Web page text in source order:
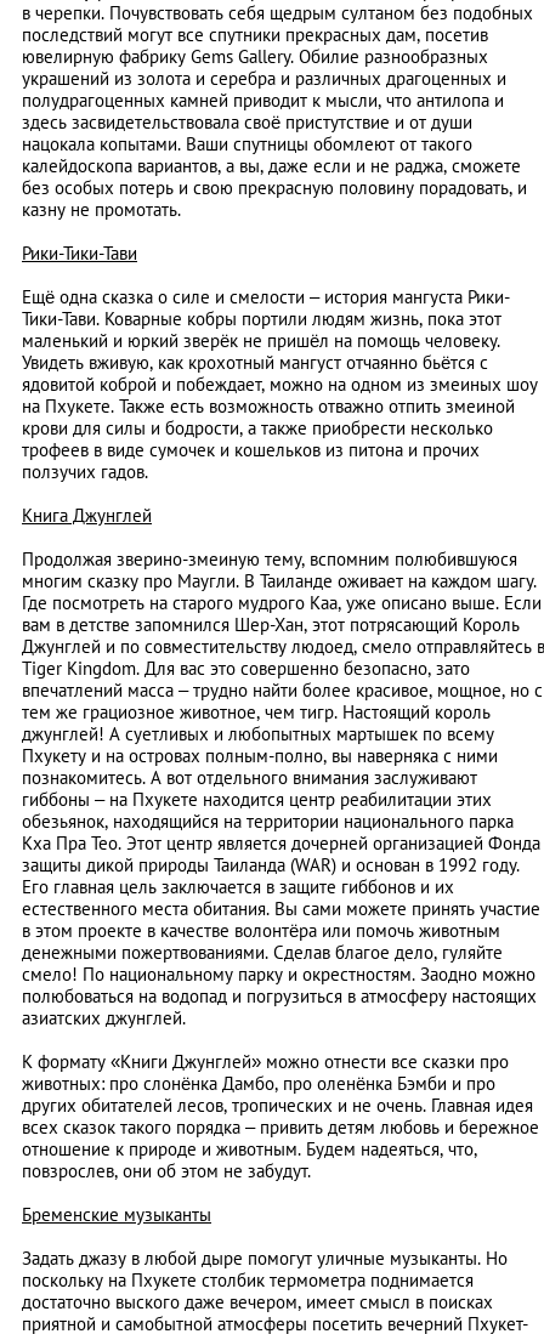
в черепки. Почувствовать себя щедрым султаном без подобных
последствий могут все спутники прекрасных дам, посетив
ювелирную фабрику Gems Gallery. Обилие разнообразных
украшений из золота и серебра и различных драгоценных и
полудрагоценных камней приводит к мысли, что антилопа и
здесь засвидетельствовала своё пристутствие и от души
нацокала копытами. Ваши спутницы обомлеют от такого
калейдоскопа вариантов, а вы, даже если и не раджа, сможете
без особых потерь и свою прекрасную половину порадовать, и
казну не промотать.
Рики-Тики-Тави
Ещё одна сказка о силе и смелости – история мангуста Рики-
Тики-Тави. Коварные кобры портили людям жизнь, пока этот
маленький и юркий зверёк не пришёл на помощь человеку.
Увидеть вживую, как крохотный мангуст отчаянно бьётся с
ядовитой коброй и побеждает, можно на одном из змеиных шоу
на Пхукете. Также есть возможность отважно отпить змеиной
крови для силы и бодрости, а также приобрести несколько
трофеев в виде сумочек и кошельков из питона и прочих
ползучих гадов.
Книга Джунглей
Продолжая зверино-змеиную тему, вспомним полюбившуюся
многим сказку про Маугли. В Таиланде оживает на каждом шагу.
Где посмотреть на старого мудрого Каа, уже описано выше. Если
вам в детстве запомнился Шер-Хан, этот потрясающий Король
Джунглей и по совместительству людоед, смело отправляйтесь в
Tiger Kingdom. Для вас это совершенно безопасно, зато
впечатлений масса – трудно найти более красивое, мощное, но с
тем же грациозное животное, чем тигр. Настоящий король
джунглей! А суетливых и любопытных мартышек по всему
Пхукету и на островах полным-полно, вы наверняка с ними
познакомитесь. А вот отдельного внимания заслуживают
гиббоны – на Пхукете находится центр реабилитации этих
обезьянок, находящийся на территории национального парка
Кха Пра Тео. Этот центр является дочерней организацией Фонда
защиты дикой природы Таиланда (WAR) и основан в 1992 году.
Его главная цель заключается в защите гиббонов и их
естественного места обитания. Вы сами можете принять участие
в этом проекте в качестве волонтёра или помочь животным
денежными пожертвованиями. Сделав благое дело, гуляйте
смело! По национальному парку и окрестностям. Заодно можно
полюбоваться на водопад и погрузиться в атмосферу настоящих
азиатских джунглей.
К формату «Книги Джунглей» можно отнести все сказки про
животных: про слонёнка Дамбо, про оленёнка Бэмби и про
других обитателей лесов, тропических и не очень. Главная идея
всех сказок такого порядка – привить детям любовь и бережное
отношение к природе и животным. Будем надеяться, что,
повзрослев, они об этом не забудут.
Бременские музыканты
Задать джазу в любой дыре помогут уличные музыканты. Но
поскольку на Пхукете столбик термометра поднимается
достаточно выского даже вечером, имеет смысл в поисках
приятной и самобытной атмосферы посетить вечерний Пхукет-